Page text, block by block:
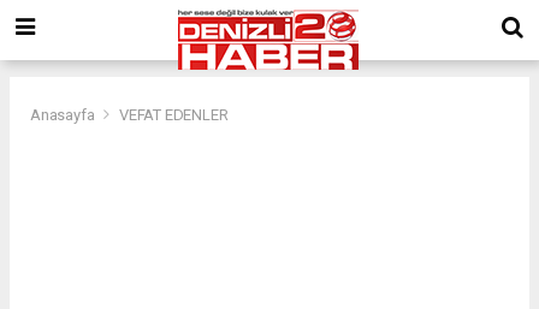
Anasayfa VEFAT EDENLER